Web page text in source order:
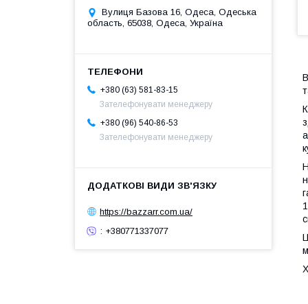
Вулиця Базова 16, Одеса, Одеська
область, 65038, Одеса, Україна
+380 (63) 581-83-15
Зателефонувати менеджеру
+380 (96) 540-86-53
Зателефонувати менеджеру
https://bazzarr.com.ua/
: +380771337077